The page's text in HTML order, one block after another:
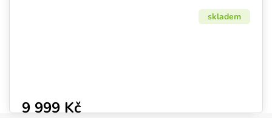
skladem
9 999 Kč